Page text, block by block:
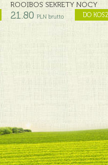
ROOIBOS SEKRETY NOCY
21.80 PLN brutto DO